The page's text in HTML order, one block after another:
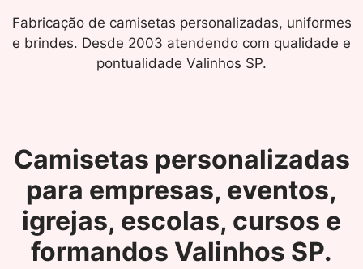
Fabricação de camisetas personalizadas, uniformes
e brindes. Desde 2003 atendendo com qualidade e
pontualidade Valinhos SP.
Camisetas personalizadas
para empresas, eventos,
igrejas, escolas, cursos e
formandos Valinhos SP.